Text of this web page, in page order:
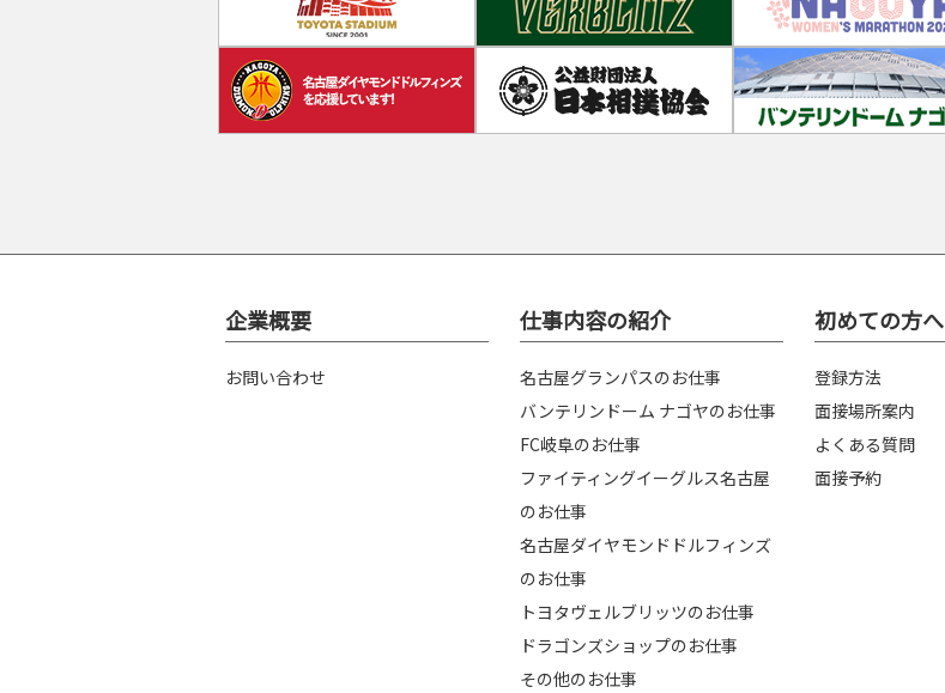
企業概要
お問い合わせ
仕事内容の紹介
名古屋グランパスのお仕事
バンテリンドーム ナゴヤのお仕事
FC岐阜のお仕事
ファイティングイーグルス名古屋
のお仕事
名古屋ダイヤモンドドルフィンズ
のお仕事
トヨタヴェルブリッツのお仕事
ドラゴンズショップのお仕事
その他のお仕事
初めての方へ
登録方法
面接場所案内
よくある質問
面接予約